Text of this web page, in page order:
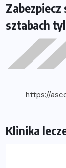
Zabezpiecz
sztabach
https://
Klinika